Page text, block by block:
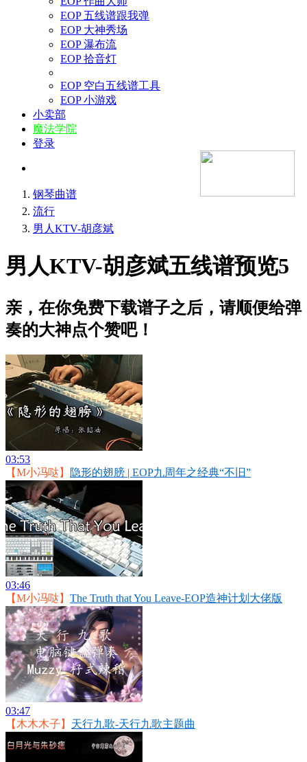
EOP 五线谱跟我弹
EOP 大神秀场
EOP 瀑布流
EOP 拾音灯
EOP 空白五线谱工具
EOP 小游戏
小卖部
魔法学院
登录
钢琴曲谱
流行
男人KTV-胡彦斌
男人KTV-胡彦斌五线谱预览5
亲，在你免费下载谱子之后，请顺便给弹
奏的大神点个赞吧！
03:53
【M小冯哒】
隐形的翅膀 | EOP九周年之经典“不旧”
03:46
【M小冯哒】 The Truth that You Leave-EOP造神计划大佬版
03:47
【木木木子】 天行九歌-天行九歌主题曲